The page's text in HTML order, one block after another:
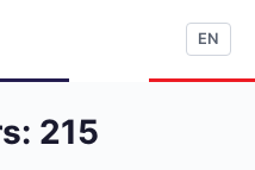
EN
215